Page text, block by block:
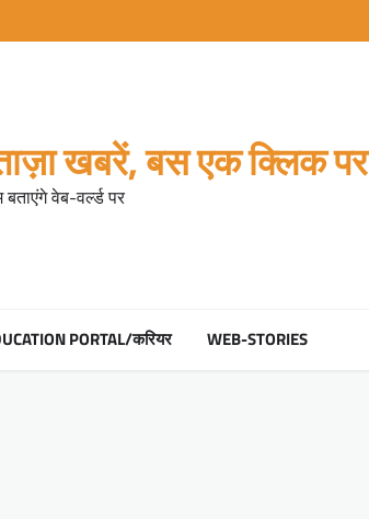
खबरें, बस एक क्लिक पर
वेब-वर्ल्ड पर
PORTAL/करियर WEB-STORIES